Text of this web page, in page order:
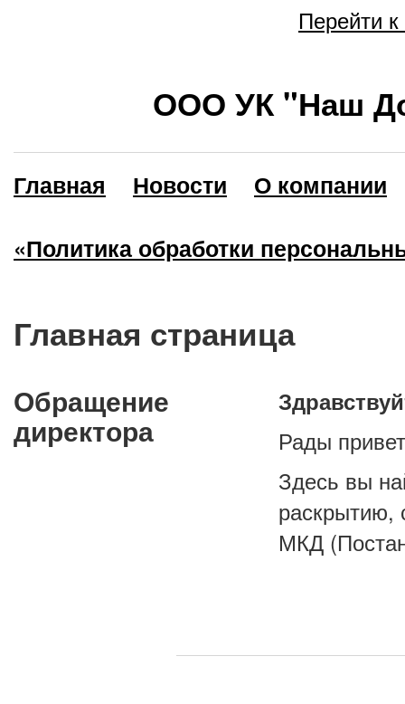
Перейти
ООО УК "Наш
Главная Новости
О компании
«Политика обработки
Главная страница
Обращение
директора
Рады
Здесь вы
раскрытию,
МКД